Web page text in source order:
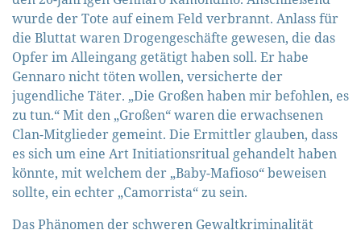
wurde der Tote auf einem Feld verbrannt. Anlass für
die Bluttat waren Drogengeschäfte gewesen, die das
Opfer im Alleingang getätigt haben soll. Er habe
Gennaro nicht töten wollen, versicherte der
jugendliche Täter. „Die Großen haben mir befohlen, es
zu tun.“ Mit den „Großen“ waren die erwachsenen
Clan-Mitglieder gemeint. Die Ermittler glauben, dass
es sich um eine Art Initiationsritual gehandelt haben
könnte, mit welchem der „Baby-Mafioso“ beweisen
sollte, ein echter „Camorrista“ zu sein.
Das Phänomen derschweren Gewaltkriminalität